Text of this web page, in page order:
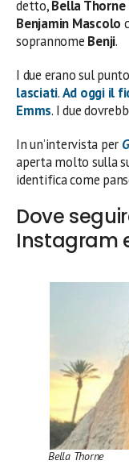
detto,Bella Thorne
Benjamin Mascolo
soprannome Benji.
I due erano sul
lasciati.Ad oggi il
Emms. I due
In un’intervista per
aperta molto sulla
identifica come
Dove
Instagram
Bella Thorne